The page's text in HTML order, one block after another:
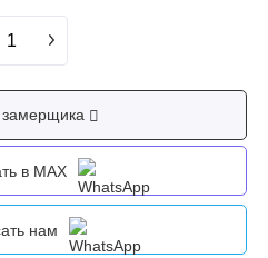
замерщика
в MAX
нам